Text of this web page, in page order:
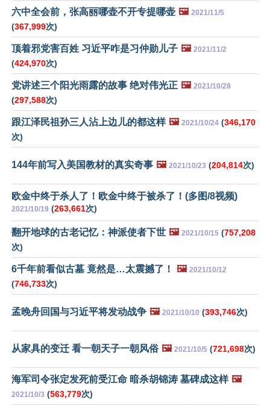
六中全会前，张高丽哪壶不开专提哪壶 🖼️ 2021/11/5
(367,999次)
顶着邪党害百姓 习近平咋是习仲勋儿子 🖼️ 2021/11/2
(424,970次)
党讲述三个阳光雨露的故事 绝对伟光正 🖼️ 2021/10/28
(297,588次)
跟江泽民祖孙三人沾上边儿的都这样 🖼️ 2021/10/24 (346,170
次)
144年前写入美国教材的真实奇事 🖼️ 2021/10/23 (204,814次)
欧金中终于杀人了！欧金中终于被杀了！(多图/8视频)
2021/10/19 (263,661次)
翻开地球的古老记忆：神派使者下世 🖼️ 2021/10/15 (757,208
次)
6千年前看似古墓 竟然是…太震撼了！ 🖼️ 2021/10/12
(746,733次)
孟晚舟回国与习近平将发动战争 🖼️ 2021/10/10 (393,746次)
从家具的变迁 看一朝天子一朝风俗 🖼️ 2021/10/5 (721,698次)
海军司令张定发死前受江命 暗杀胡锦涛 墓碑成这样 🖼️
2021/10/3 (563,779次)